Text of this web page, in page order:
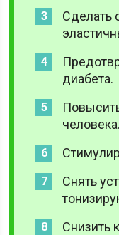
Сделать
диабета.
человека.
Снять
Снизить